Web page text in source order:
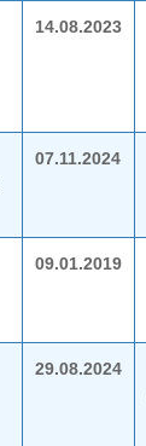
14.08.2023
07.11.2024
09.01.2019
29.08.2024